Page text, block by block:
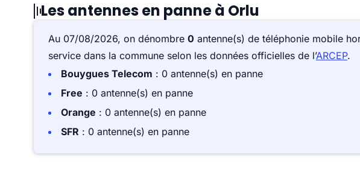
Les antennes en panne à Orlu
Au 07/08/2026, on dénombre 0 antenne(s) de téléphonie mobile
service dans la commune selon les données officielles de l’ARCEP.
Bouygues Telecom : 0 antenne(s) en panne
Free : 0 antenne(s) en panne
Orange : 0 antenne(s) en panne
SFR : 0 antenne(s) en panne